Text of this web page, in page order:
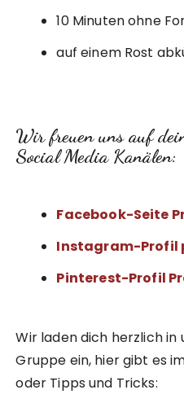
10 Minuten ohne
auf einem Rost
Wir freuen uns auf
Social Media Kanälen:
Facebook-Seite
Instagram-Profil
Pinterest-Profil
Wir laden dich herzlich in
Gruppe ein, hier gibt es
oder Tipps und Tricks: